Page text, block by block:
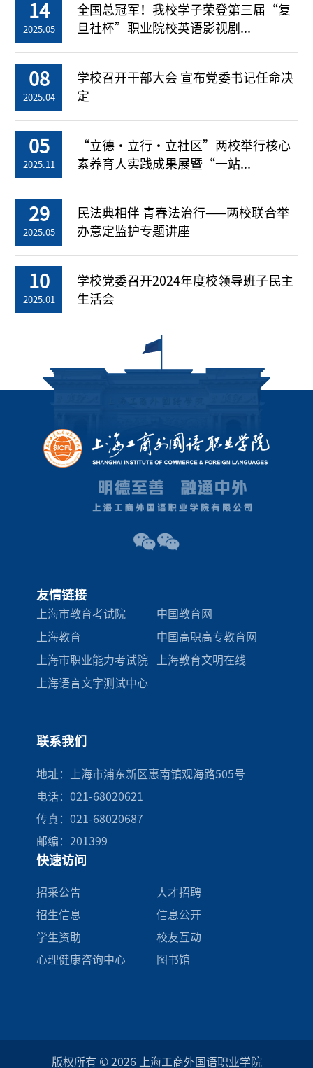
14
2025.05
全国总冠军！我校学子荣登第三届“复
旦社杯”职业院校英语影视剧...
08
2025.04
学校召开干部大会 宣布党委书记任命决
定
05
2025.11
“立德・立行・立社区”两校举行核心
素养育人实践成果展暨“一站...
29
2025.05
民法典相伴 青春法治行——两校联合举
办意定监护专题讲座
10
2025.01
学校党委召开2024年度校领导班子民主
生活会
友情链接
上海市教育考试院 中国教育网
上海教育 中国高职高专教育网
上海市职业能力考试院 上海教育文明在线
上海语言文字测试中心
联系我们
地址：上海市浦东新区惠南镇观海路505号
电话：021-68020621
传真：021-68020687
邮编：201399
快速访问
招采公告
人才招聘
招生信息
信息公开
学生资助
校友互动
心理健康咨询中心
图书馆
版权所有 © 2026 上海工商外国语职业学院